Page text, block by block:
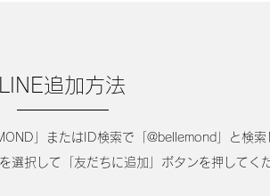
​LINE追加方法
」またはID検索で「@bellemond」と検索
選択して「友だちに追加」ボタンを押してく